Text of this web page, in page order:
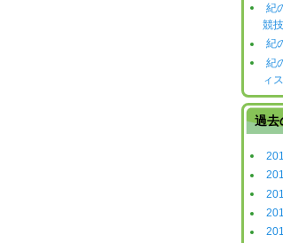
紀
競技
紀
紀
ィ
過去